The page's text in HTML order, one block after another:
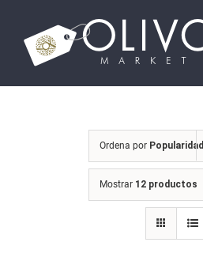
contenido
Ordena por Popularidad
Mostrar 12 productos